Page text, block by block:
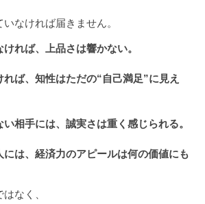
なければ届きません。
ければ、上品さは響かない。
ば、知性はただの“自己満足”に見え
相手には、誠実さは重く感じられる。
には、経済力のアピールは何の価値にも
なく、